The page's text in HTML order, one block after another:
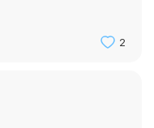
다.
것은 어쩌면 지극히 당연한
2